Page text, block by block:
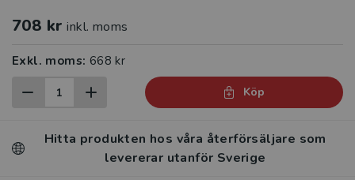
708 kr inkl. moms
Exkl. moms: 668 kr
Köp
Hitta produkten hos våra återförsäljare som
levererar utanför Sverige